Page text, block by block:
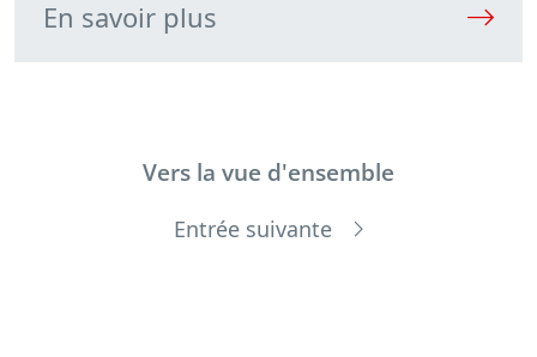
En savoir plus
Vers la vue d'ensemble
Entrée suivante